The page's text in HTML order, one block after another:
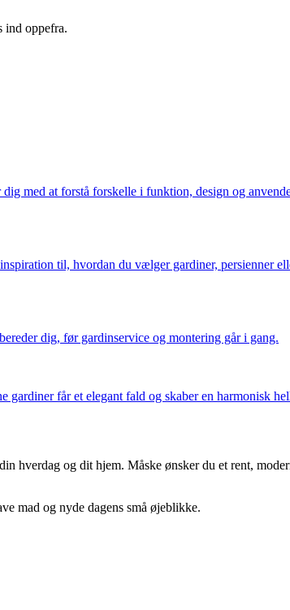
ind oppefra.
med at forstå forskelle i funktion, design og
til, hvordan du vælger gardiner, persienner
dig, før gardinservice og montering går i gang.
får et elegant fald og skaber en harmonisk
hverdag og dit hjem. Måske ønsker du et rent,
mad og nyde dagens små øjeblikke.